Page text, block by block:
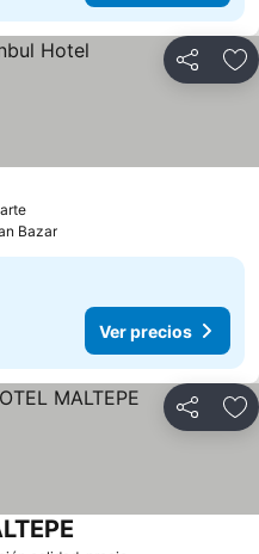
Compartir
Bazar
Ver precios
Compartir